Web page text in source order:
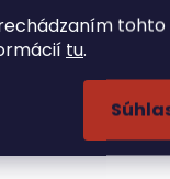
tohto
tu.